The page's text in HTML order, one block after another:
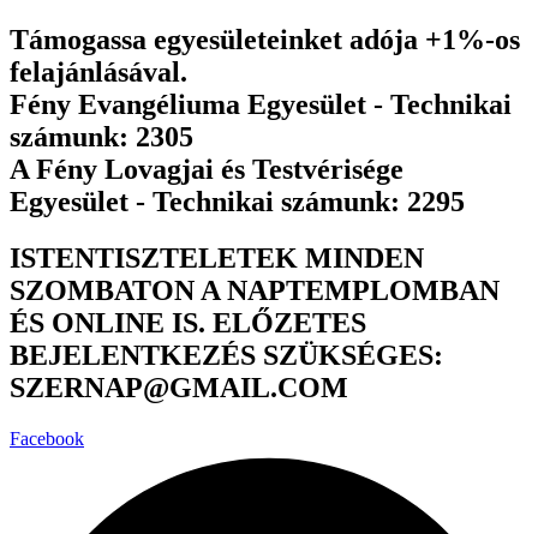
Ugrás
a
tartalomhoz
Támogassa egyesületeinket adója +1%-os
felajánlásával.
Fény Evangéliuma Egyesület - Technikai
számunk: 2305
A Fény Lovagjai és Testvérisége
Egyesület - Technikai számunk: 2295
ISTENTISZTELETEK MINDEN
SZOMBATON A NAPTEMPLOMBAN
ÉS ONLINE IS. ELŐZETES
BEJELENTKEZÉS SZÜKSÉGES:
SZERNAP@GMAIL.COM
Facebook